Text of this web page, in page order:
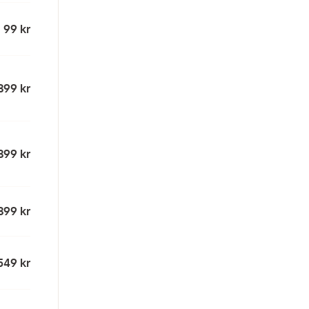
99 kr
kr
kr
kr
kr